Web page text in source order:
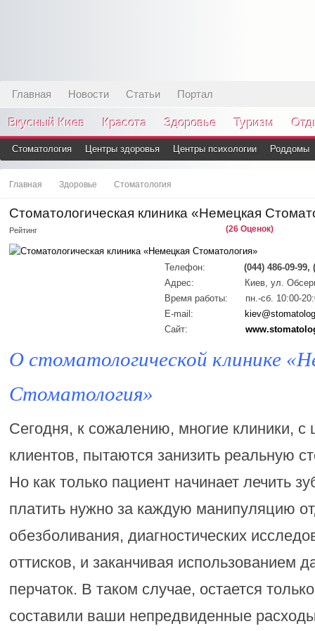
Главная Новости Статьи Портал
Вкусный Киев Красота Здоровье Туризм
Стоматология Центры здоровья Центры психологии Роддомы
Главная Здоровье Стоматология
Стоматологическая клиника «Немецкая
Рейтинг (26 Оценок)
Телефон:
(044) 486-09-99,
Адрес:
Киев, ул.
Время работы:
пн.-сб. 10:00-
E-mail:
Сайт:
О стоматологической клинике
Стоматология»
Сегодня, к сожалению, многие клиники, с
клиентов, пытаются занизить реальную
Но как только пациент начинает лечить
платить нужно за каждую манипуляцию
обезболивания, диагностических
оттисков, и заканчивая использованием
перчаток. В таком случае, остается
составили ваши непредвиденные